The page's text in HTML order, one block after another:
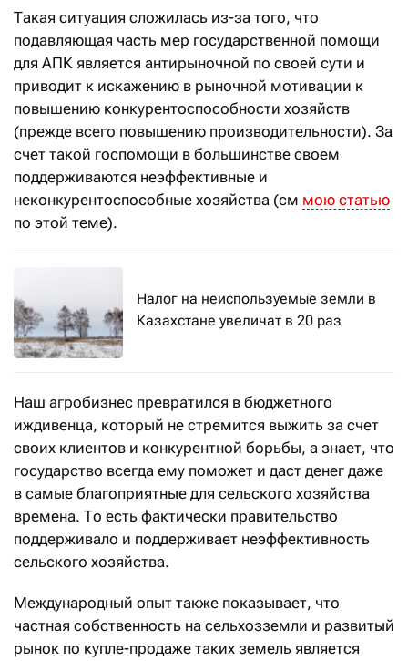
Такая ситуация сложилась из-за того, что
подавляющая часть мер государственной помощи
для АПК является антирыночной по своей сути и
приводит к искажению в рыночной мотивации к
повышению конкурентоспособности хозяйств
(прежде всего повышению производительности). За
счет такой госпомощи в большинстве своем
поддерживаются неэффективные и
неконкурентоспособные хозяйства (см мою статью
по этой теме).
Налог на неиспользуемые земли в
Казахстане увеличат в 20 раз
Наш агробизнес превратился в бюджетного
иждивенца, который не стремится выжить за счет
своих клиентов и конкурентной борьбы, а знает, что
государство всегда ему поможет и даст денег даже
в самые благоприятные для сельского хозяйства
времена. То есть фактически правительство
поддерживало и поддерживает неэффективность
сельского хозяйства.
Международный опыт также показывает, что
частная собственность на сельхозземли и развитый
рынок по купле-продаже таких земель является